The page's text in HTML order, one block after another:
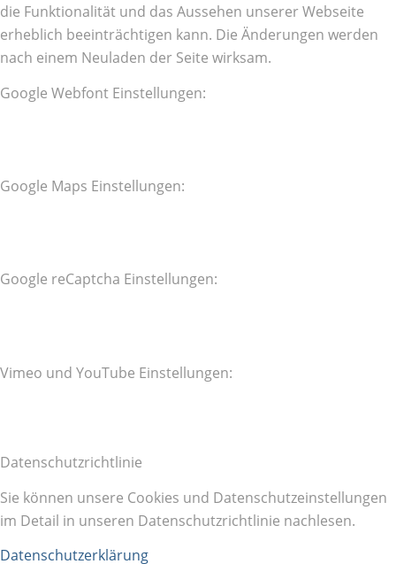
die Funktionalität und das Aussehen unserer Webseite
erheblich beeinträchtigen kann. Die Änderungen werden
nach einem Neuladen der Seite wirksam.
Google Webfont Einstellungen:
Google Maps Einstellungen:
Google reCaptcha Einstellungen:
Vimeo und YouTube Einstellungen:
Datenschutzrichtlinie
Sie können unsere Cookies und Datenschutzeinstellungen
im Detail in unseren Datenschutzrichtlinie nachlesen.
Datenschutzerklärung